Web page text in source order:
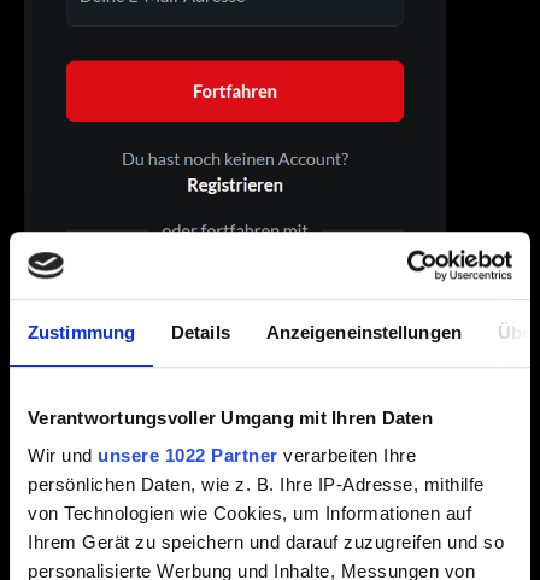
Zustimmung Details Anzeigeneinstellungen
Verantwortungsvoller Umgang mit Ihren Daten
Wir und unsere 1022 Partner verarbeiten Ihre
persönlichen Daten, wie z. B. Ihre IP-Adresse, mithilfe
von Technologien wie Cookies, um Informationen auf
Ihrem Gerät zu speichern und darauf zuzugreifen und so
personalisierte Werbung und Inhalte, Messungen von